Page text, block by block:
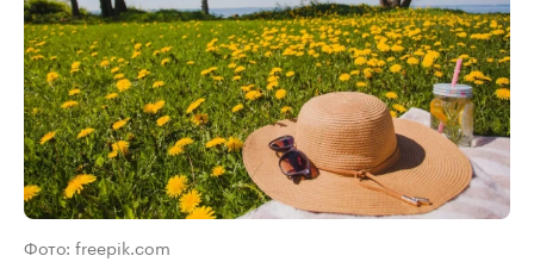
Фото: freepik.com